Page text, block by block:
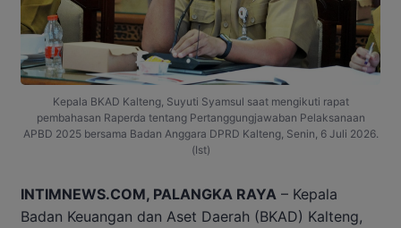
Kepala BKAD Kalteng, Suyuti Syamsul saat mengikuti rapat
pembahasan Raperda tentang Pertanggungjawaban Pelaksanaan
APBD 2025 bersama Badan Anggara DPRD Kalteng, Senin, 6 Juli 2026.
(Ist)
INTIMNEWS.COM, PALANGKA RAYA – Kepala
Badan Keuangan dan Aset Daerah (BKAD) Kalteng,